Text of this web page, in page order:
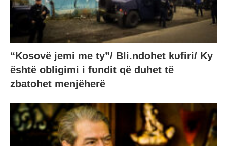
“Kosovë jemi me ty”/ Bli.ndohet kυfiri/ Ky
është obligimί i fυndit që duhet të
zbatohet menjëherë